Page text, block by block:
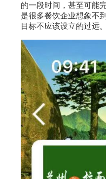
的一段时间，甚至可能
是很多餐饮企业想象不
目标不应该设立的过远。